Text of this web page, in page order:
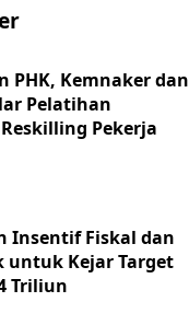
PHK, Kemnaker dan
Pelatihan
Pekerja
Insentif Fiskal dan
untuk Kejar Target
Triliun